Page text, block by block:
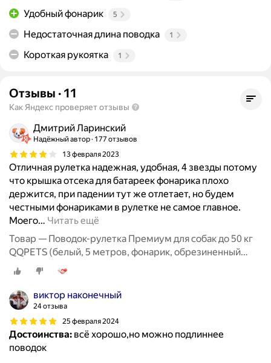
Удобный фонарик 5
Недостаточная длина поводка 1
Короткая рукоятка 1
Отзывы · 11
Как Яндекс проверяет отзывы
Дмитрий Ларинский
Надёжный автор 177 отзывов
13 февраля 2023
Отличная рулетка надежная, удобная, 4 звезды потому
что крышка отсека для батареек фонарика плохо
держится, при падении тут же отлетает, но будем
честными фонариками в рулетке не самое главное.
Моего… Читать ещё
Товар — Поводок-рулетка Премиум для собак до 50 кг
QQPETS (белый, 5 метров, фонарик, обрезиненный
корпус)
виктор наконечный
24 отзыва
25 февраля 2024
Достоинства: всё хорошо,но можно подлиннее
поводок